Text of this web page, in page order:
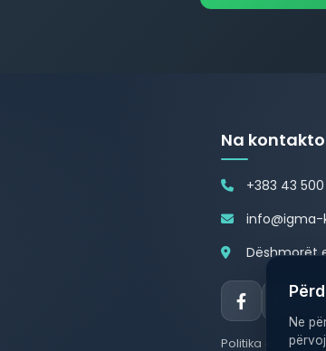
Na
+383 43
info@igma-
Dëshmorët
Politika e
Ne